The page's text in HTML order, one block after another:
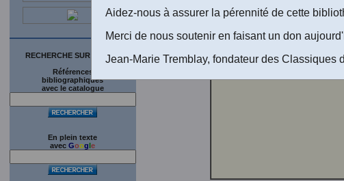
RECHERCHE SUR LE SITE
Références
bibliographiques
avec le catalogue
En plein texte
avec Google
326. Québec:
nous a accordé
l’ensemble de
Aidez-nous à assurer la pérennité de cette
Merci de nous soutenir en faisant un don
Jean-Marie Tremblay, fondateur des Classiques